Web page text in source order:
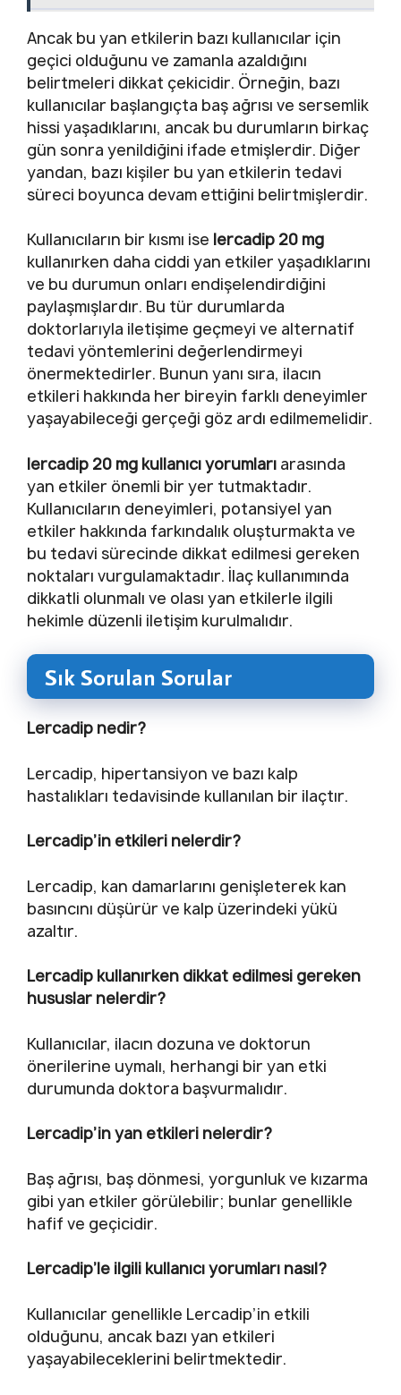
Ancak bu yan etkilerin bazı kullanıcılar için
geçici olduğunu ve zamanla azaldığını
belirtmeleri dikkat çekicidir. Örneğin, bazı
kullanıcılar başlangıçta baş ağrısı ve sersemlik
hissi yaşadıklarını, ancak bu durumların birkaç
gün sonra yenildiğini ifade etmişlerdir. Diğer
yandan, bazı kişiler bu yan etkilerin tedavi
süreci boyunca devam ettiğini belirtmişlerdir.
Kullanıcıların bir kısmı ise lercadip 20 mg
kullanırken daha ciddi yan etkiler yaşadıklarını
ve bu durumun onları endişelendirdiğini
paylaşmışlardır. Bu tür durumlarda
doktorlarıyla iletişime geçmeyi ve alternatif
tedavi yöntemlerini değerlendirmeyi
önermektedirler. Bunun yanı sıra, ilacın
etkileri hakkında her bireyin farklı deneyimler
yaşayabileceği gerçeği göz ardı edilmemelidir.
lercadip 20 mg kullanıcı yorumları arasında
yan etkiler önemli bir yer tutmaktadır.
Kullanıcıların deneyimleri, potansiyel yan
etkiler hakkında farkındalık oluşturmakta ve
bu tedavi sürecinde dikkat edilmesi gereken
noktaları vurgulamaktadır. İlaç kullanımında
dikkatli olunmalı ve olası yan etkilerle ilgili
hekimle düzenli iletişim kurulmalıdır.
Sık Sorulan Sorular
Lercadip nedir?
Lercadip, hipertansiyon ve bazı kalp
hastalıkları tedavisinde kullanılan bir ilaçtır.
Lercadip’in etkileri nelerdir?
Lercadip, kan damarlarını genişleterek kan
basıncını düşürür ve kalp üzerindeki yükü
azaltır.
Lercadip kullanırken dikkat edilmesi gereken
hususlar nelerdir?
Kullanıcılar, ilacın dozuna ve doktorun
önerilerine uymalı, herhangi bir yan etki
durumunda doktora başvurmalıdır.
Lercadip’in yan etkileri nelerdir?
Baş ağrısı, baş dönmesi, yorgunluk ve kızarma
gibi yan etkiler görülebilir; bunlar genellikle
hafif ve geçicidir.
Lercadip’le ilgili kullanıcı yorumları nasıl?
Kullanıcılar genellikle Lercadip’in etkili
olduğunu, ancak bazı yan etkileri
yaşayabileceklerini belirtmektedir.